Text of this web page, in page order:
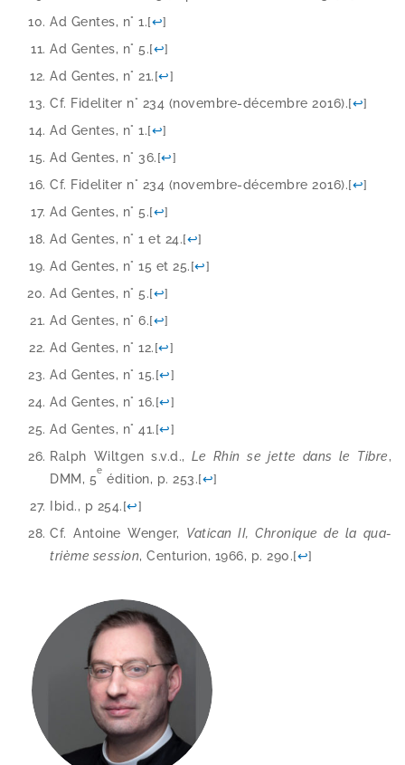
Ad Gentes, n° 1.[↩]
Ad Gentes, n° 5.[↩]
Ad Gentes, n° 21.[↩]
Cf. Fideliter n° 234 (novembre-​décembre 2016).[↩]
Ad Gentes, n° 1.[↩]
Ad Gentes, n° 36.[↩]
Cf. Fideliter n° 234 (novembre-​décembre 2016).[↩]
Ad Gentes, n° 5.[↩]
Ad Gentes, n° 1 et 24.[↩]
Ad Gentes, n° 15 et 25.[↩]
Ad Gentes, n° 5.[↩]
Ad Gentes, n° 6.[↩]
Ad Gentes, n° 12.[↩]
Ad Gentes, n° 15.[↩]
Ad Gentes, n° 16.[↩]
Ad Gentes, n° 41.[↩]
Ralph Wiltgen s.v.d., Le Rhin se jette dans le Tibre,
DMM, 5
e
édi­tion, p. 253.[↩]
Ibid., p 254.[↩]
Cf. Antoine Wenger, Vatican II, Chronique de la qua­
trième ses­sion, Centurion, 1966, p. 290.[↩]